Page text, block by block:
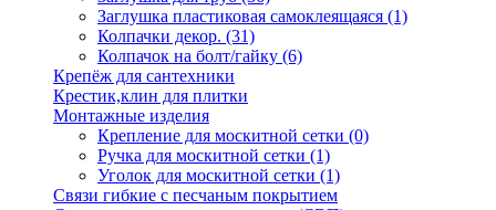
Заглушка пластиковая самоклеящаяся (1)
Колпачки декор. (31)
Колпачок на болт/гайку (6)
Крепёж для сантехники
Крестик,клин для плитки
Монтажные изделия
Крепление для москитной сетки (0)
Ручка для москитной сетки (1)
Уголок для москитной сетки (1)
Связи гибкие с песчаным покрытием